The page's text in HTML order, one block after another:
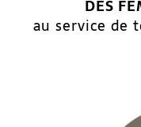
DES
au service de